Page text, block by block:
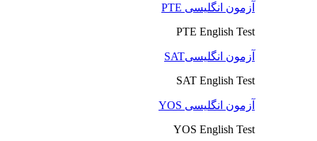
آزمون انگلیسی PTE
PTE English Test
آزمون انگلیسیSAT
SAT English Test
آزمون انگلیسی YOS
YOS English Test